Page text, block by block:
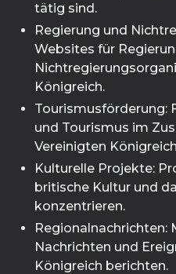
tätig sind.
Regierung und
Websites für
Königreich.
Tourismusförderung:
und Tourismus im
Vereinigten
Kulturelle Projekte:
britische Kultur und
konzentrieren.
Regionalnachrichten:
Nachrichten und
Königreich berichten.